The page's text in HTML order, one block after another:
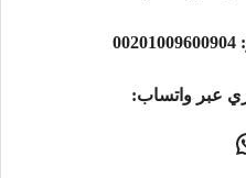
00201009600904
عبر واتساب: